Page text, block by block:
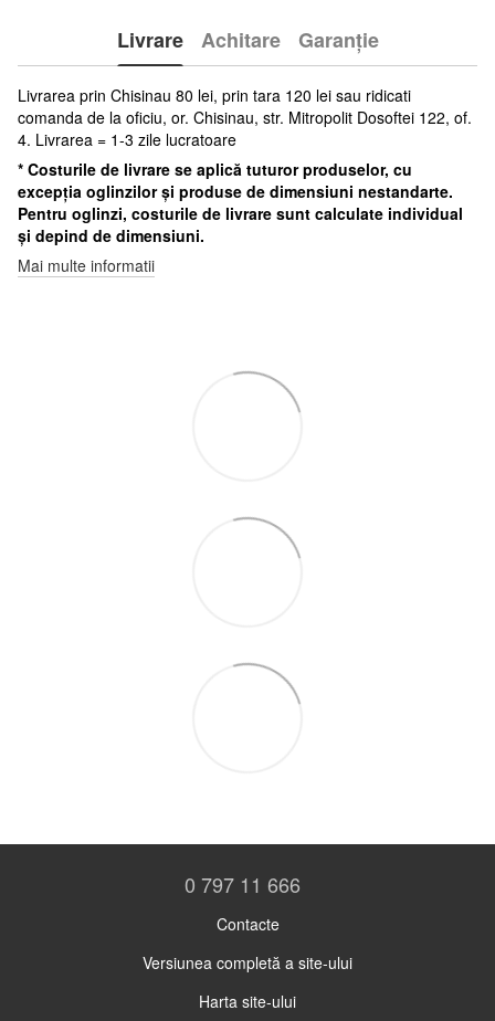
Livrare Achitare Garanție
Livrarea prin Chisinau 80 lei, prin tara 120 lei sau ridicati
comanda de la oficiu, or. Chisinau, str. Mitropolit Dosoftei 122, of.
4. Livrarea = 1-3 zile lucratoare
* Costurile de livrare se aplică tuturor produselor, cu
excepția oglinzilor și produse de dimensiuni nestandarte.
Pentru oglinzi, costurile de livrare sunt calculate individual
și depind de dimensiuni.
Mai multe informatii
0 797 11 666
Contacte
Versiunea completă a site-ului
Harta site-ului